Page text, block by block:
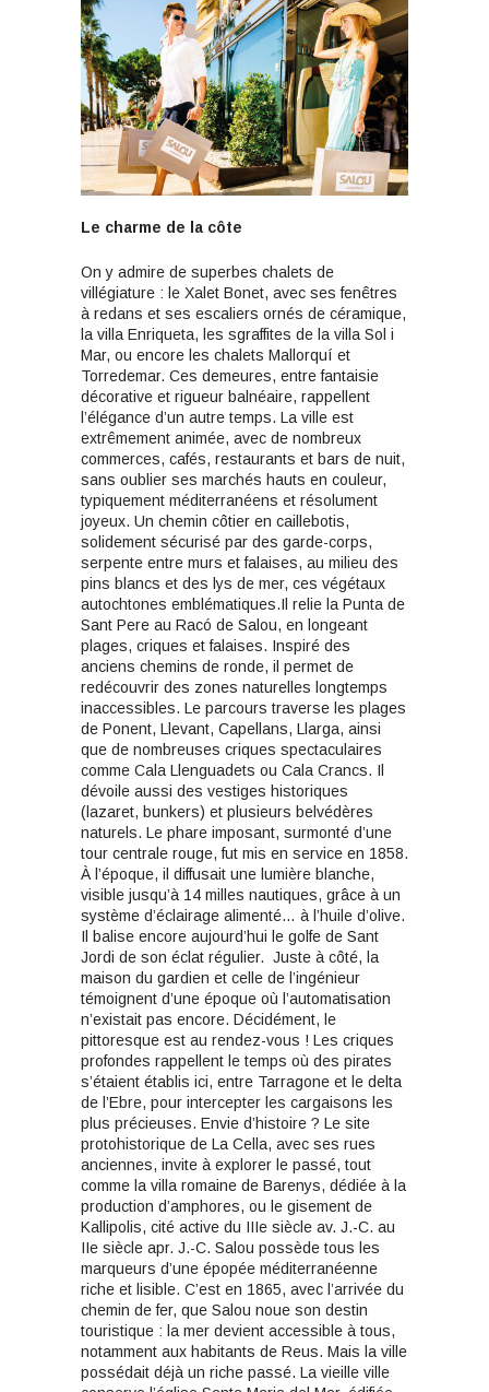
Le charme de la côte
On y admire de superbes chalets de
villégiature : le Xalet Bonet, avec ses fenêtres
à redans et ses escaliers ornés de céramique,
la villa Enriqueta, les sgraffites de la villa Sol i
Mar, ou encore les chalets Mallorquí et
Torredemar. Ces demeures, entre fantaisie
décorative et rigueur balnéaire, rappellent
l’élégance d’un autre temps. La ville est
extrêmement animée, avec de nombreux
commerces, cafés, restaurants et bars de nuit,
sans oublier ses marchés hauts en couleur,
typiquement méditerranéens et résolument
joyeux. Un chemin côtier en caillebotis,
solidement sécurisé par des garde-corps,
serpente entre murs et falaises, au milieu des
pins blancs et des lys de mer, ces végétaux
autochtones emblématiques.Il relie la Punta de
Sant Pere au Racó de Salou, en longeant
plages, criques et falaises. Inspiré des
anciens chemins de ronde, il permet de
redécouvrir des zones naturelles longtemps
inaccessibles. Le parcours traverse les plages
de Ponent, Llevant, Capellans, Llarga, ainsi
que de nombreuses criques spectaculaires
comme Cala Llenguadets ou Cala Crancs. Il
dévoile aussi des vestiges historiques
(lazaret, bunkers) et plusieurs belvédères
naturels. Le phare imposant, surmonté d’une
tour centrale rouge, fut mis en service en 1858.
À l’époque, il diffusait une lumière blanche,
visible jusqu’à 14 milles nautiques, grâce à un
système d’éclairage alimenté… à l’huile d’olive.
Il balise encore aujourd’hui le golfe de Sant
Jordi de son éclat régulier. Juste à côté, la
maison du gardien et celle de l’ingénieur
témoignent d’une époque où l’automatisation
n’existait pas encore. Décidément, le
pittoresque est au rendez-vous ! Les criques
profondes rappellent le temps où des pirates
s’étaient établis ici, entre Tarragone et le delta
de l’Ebre, pour intercepter les cargaisons les
plus précieuses. Envie d’histoire ? Le site
protohistorique de La Cella, avec ses rues
anciennes, invite à explorer le passé, tout
comme la villa romaine de Barenys, dédiée à la
production d’amphores, ou le gisement de
Kallipolis, cité active du IIIe siècle av. J.-C. au
IIe siècle apr. J.-C. Salou possède tous les
marqueurs d’une épopée méditerranéenne
riche et lisible. C’est en 1865, avec l’arrivée du
chemin de fer, que Salou noue son destin
touristique : la mer devient accessible à tous,
notamment aux habitants de Reus. Mais la ville
possédait déjà un riche passé. La vieille ville